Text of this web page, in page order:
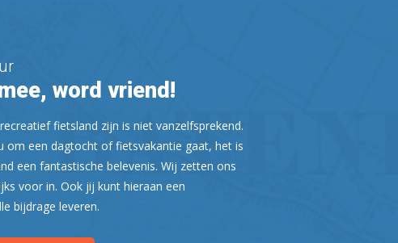
word vriend!
fietsland zijn is niet vanzelfsprekend.
om een dagtocht of fietsvakantie gaat, het is
een fantastische belevenis. Wij zetten ons
voor in. Ook jij kunt hieraan een
bijdrage leveren.